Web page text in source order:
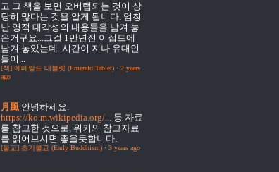
고 그 책을 보면 오버랩되는 것이 상
당히 많다는 것을 알게 됩니다. 엄청
난 영적 대각성의 내용들을 남겨 놓
은거구요...그걸 1만년전 이집트에
남겨 놓았는데..시간이 지나 유대인
들이...
[책] 에메랄드 태블릿 (Emerald Tablet) · 2 years
ago
月風 안녕하세요.
https://ko.m.wikipedia.org/... 등 자료
를 참고한 것으로, 위키의 참고자료
를 읽어보시면 좋을듯합니다.
[불교] 초기불교 (Early Buddhism) · 3 years ago